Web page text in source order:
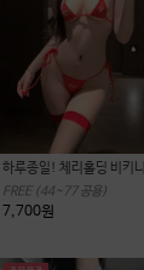
하루종일! 체리홀딩 비키니
FREE (44~77 공용)
7,700원